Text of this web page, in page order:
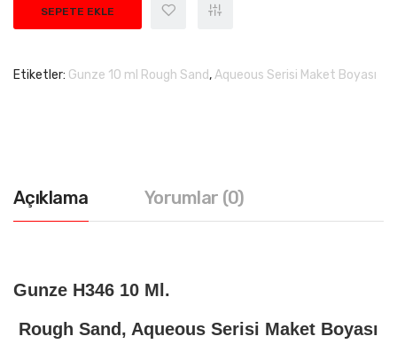
SEPETE EKLE
Etiketler: Gunze 10 ml Rough Sand,Aqueous Serisi Maket Boyası
Açıklama Yorumlar (0)
Gunze H346 10 Ml.
Rough Sand, Aqueous Serisi Maket Boyası